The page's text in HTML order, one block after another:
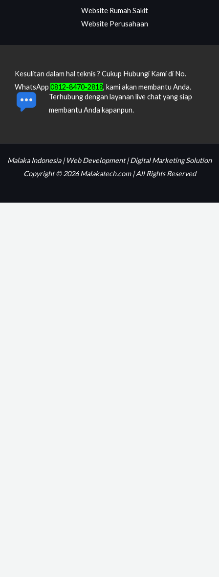
Website Rumah Sakit
Website Perusahaan
Kesulitan dalam hal teknis ? Cukup Hubungi Kami di No.
WhatsApp 0812-8470-2818, kami akan membantu Anda.
Terhubung dengan layanan live chat yang siap
membantu Anda kapanpun.
Malaka Indonesia | Web Development | Digital Marketing Solution
Copyright © 2026 Malakatech.com | All Rights Reserved